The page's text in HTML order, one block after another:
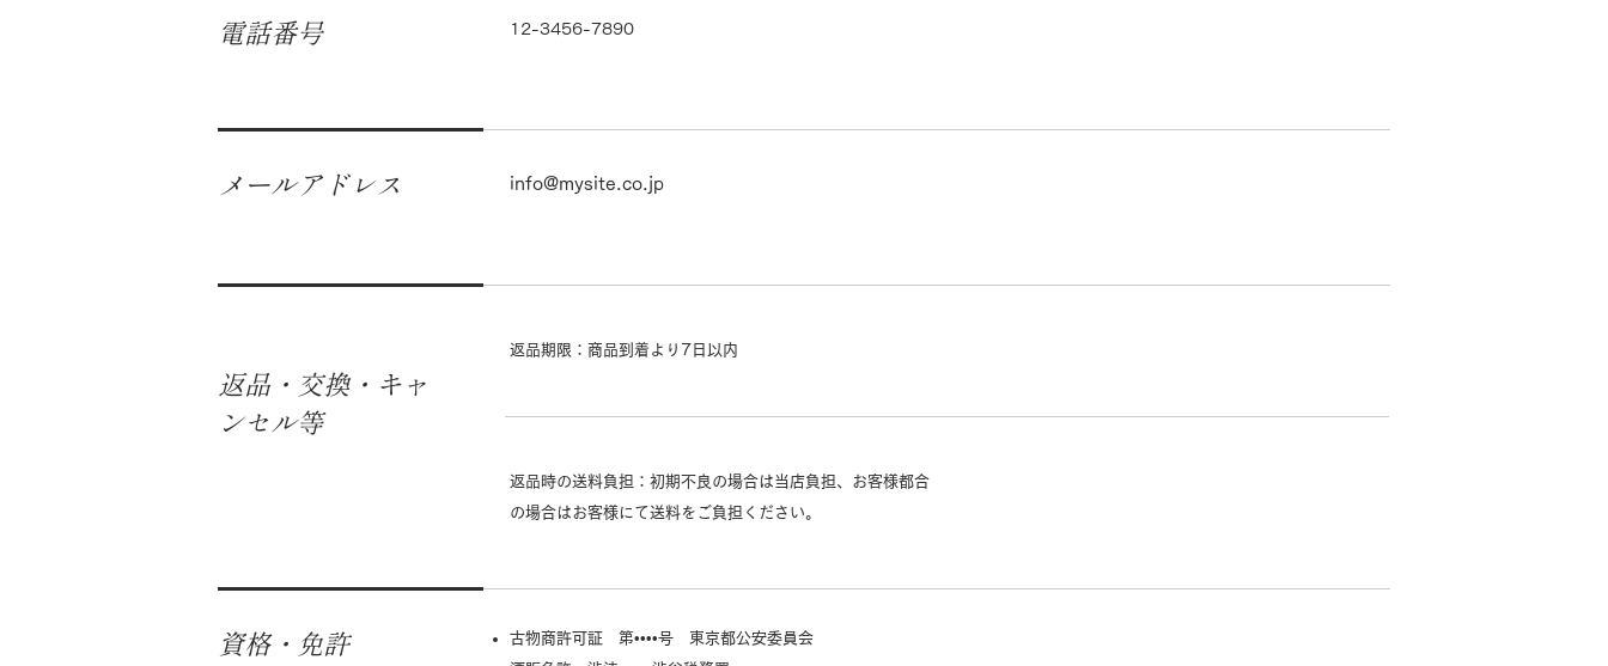
電話番号 12-3456-7890
メールアドレス info@mysite.co.jp
返品・交換・キャ
ンセル等
返品期限：商品到着より7日以内
返品時の送料負担：初期不良の場合は当店負担、お客様都合
の場合はお客様にて送料をご負担ください。
資格・免許
古物商許可証 第••••号 東京都公安委員会